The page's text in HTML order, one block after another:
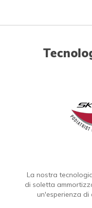
La nostra
di soletta
un'esperienza di